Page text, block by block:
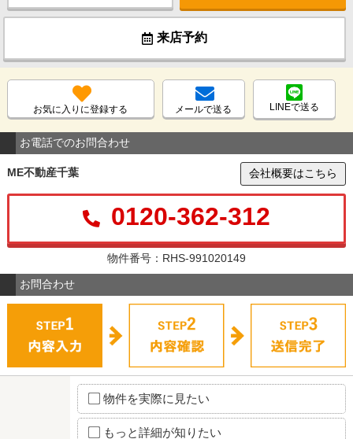
来店予約
お気に入りに登録する メールで送る LINEで送る
お電話でのお問合わせ
ME不動産千葉 会社概要はこちら
0120-362-312
物件番号：RHS-991020149
お問合わせ
物件を実際に見たい
もっと詳細が知りたい